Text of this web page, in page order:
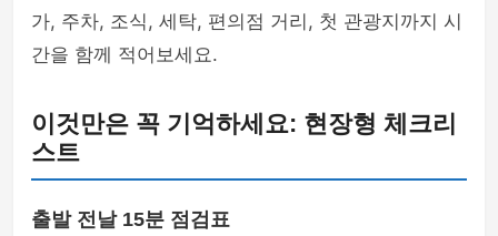
가, 주차, 조식, 세탁, 편의점 거리, 첫 관광지까지 시
간을 함께 적어보세요.
이것만은 꼭 기억하세요: 현장형 체크리
스트
출발 전날 15분 점검표